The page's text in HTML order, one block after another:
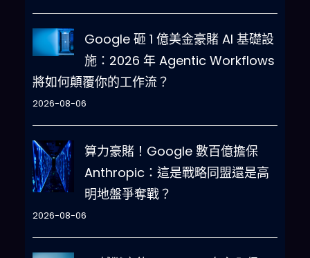
Google 砸 1 億美金豪賭 AI 基礎設
施：2026 年 Agentic Workflows
將如何顛覆你的工作流？
2026-08-06
算力豪賭！Google 數百億擔保
Anthropic：這是戰略同盟還是高
明地盤爭奪戰？
2026-08-06